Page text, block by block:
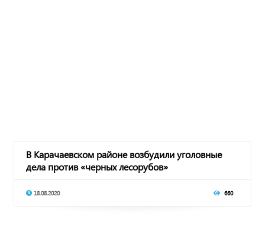
В Карачаевском районе возбудили уголовные
дела против «черных лесорубов»
18.08.2020 660